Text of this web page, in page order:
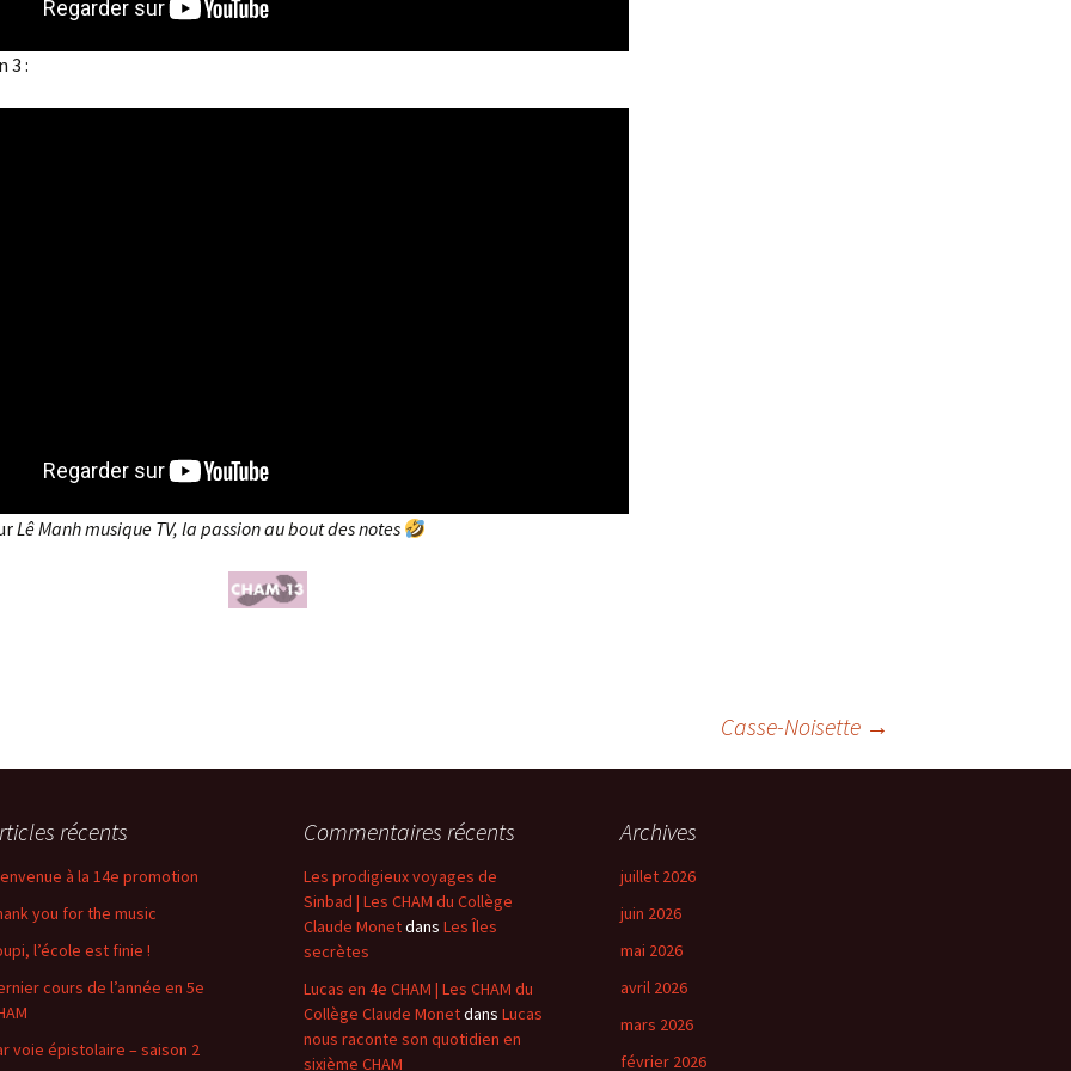
3 :
Lê Manh musique TV, la passion au bout des notes
Casse-Noisette →
récents
à la 14e promotion
you for the music
l’école est finie !
cours de l’année en 5e
voie épistolaire – saison 2
Commentaires récents
Les prodigieux voyages de
Sinbad | Les CHAM du Collège
Claude Monetdans Les Îles
secrètes
Lucas en 4e CHAM | Les CHAM du
Collège Claude Monetdans Lucas
nous raconte son quotidien en
sixième CHAM
Archives
juillet 2026
juin 2026
mai 2026
avril 2026
mars 2026
février 2026